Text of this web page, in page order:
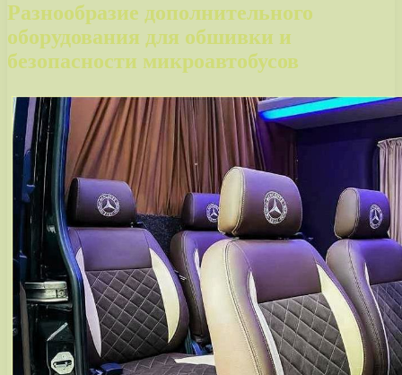
Разнообразие дополнительного
оборудования для обшивки и
безопасности микроавтобусов